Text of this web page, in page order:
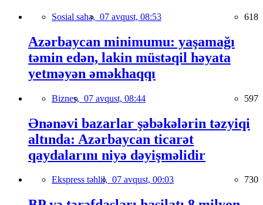
Sosial sahə, 07 avqust, 08:53 618
Azərbaycan minimumu: yaşamağı
təmin edən, lakin müstəqil həyata
yetməyən əməkhaqqı
Biznes, 07 avqust, 08:44 597
Ənənəvi bazarlar şəbəkələrin təzyiqi
altında: Azərbaycan ticarət
qaydalarını niyə dəyişməlidir
Ekspress təhlil, 07 avqust, 00:03 730